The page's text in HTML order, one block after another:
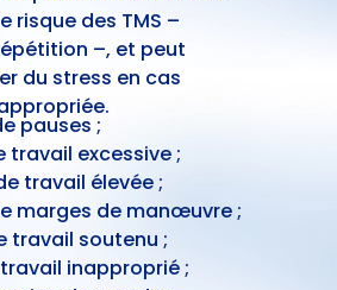
risque des TMS –
–, et peut
du stress en cas
pauses ;
travail excessive ;
travail élevée ;
marges de manœuvre ;
travail soutenu ;
inapproprié ;